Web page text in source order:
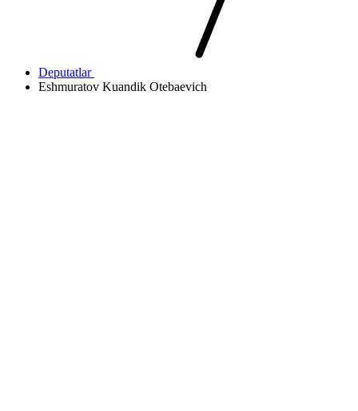
Deputatlar
Eshmuratov Kuandik Otebaevich